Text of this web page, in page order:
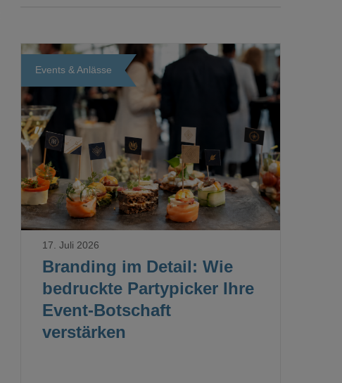
Events & Anlässe
Loading...
Branding im Detail: Wie
bedruckte Partypicker Ihre
Event-Botschaft
verstärken
17. Juli 2026